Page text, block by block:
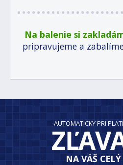
Na balenie si
pripravujeme a
AUTOMATICKY PRI
NA VÁŠ